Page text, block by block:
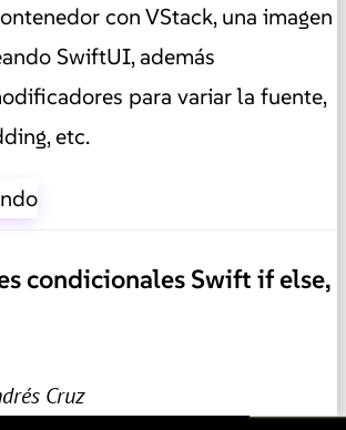
con VStack, una imagen
SwiftUI, además
para variar la fuente,
etc.
condicionales Swift if else,
Cruz